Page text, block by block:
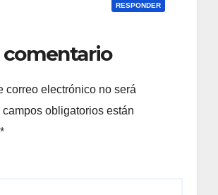
RESPONDER
comentario
correo electrónico no será
campos obligatorios están
*